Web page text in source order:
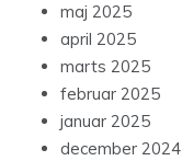
maj 2025
april 2025
marts 2025
februar 2025
januar 2025
december 2024